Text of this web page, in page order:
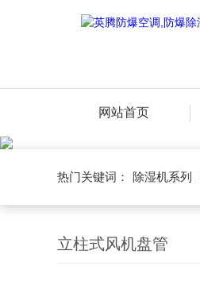
网站首页
热门关键词： 除湿机系列
立柱式风机盘管